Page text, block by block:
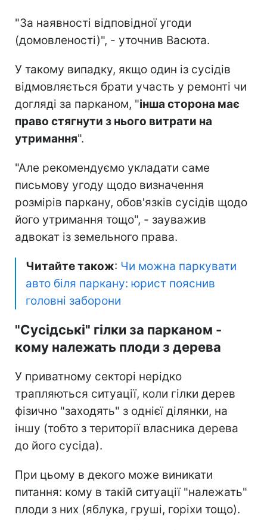
"За наявності відповідної угоди
(домовленості)", - уточнив Васюта.
У такому випадку, якщо один із сусідів
відмовляється брати участь у ремонті чи
догляді за парканом, "інша сторона має
право стягнути з нього витрати на
утримання".
"Але рекомендуємо укладати саме
письмову угоду щодо визначення
розмірів паркану, обов'язків сусідів щодо
його утримання тощо", - зауважив
адвокат із земельного права.
Читайте також: Чи можна паркувати
авто біля паркану: юрист пояснив
головні заборони
"Сусідські" гілки за парканом -
кому належать плоди з дерева
У приватному секторі нерідко
трапляються ситуації, коли гілки дерев
фізично "заходять" з однієї ділянки, на
іншу (тобто з території власника дерева
до його сусіда).
При цьому в декого може виникати
питання: кому в такій ситуації "належать"
плоди з них (яблука, груші, горіхи тощо).